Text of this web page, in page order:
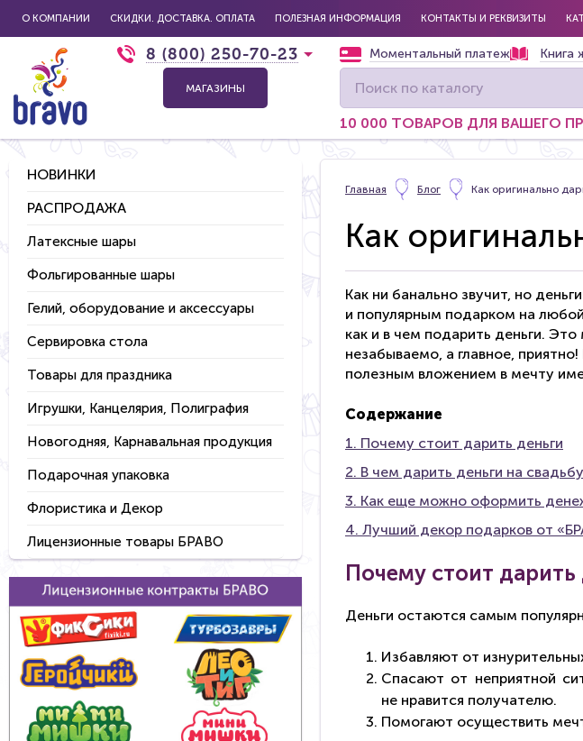
О КОМПАНИИ СКИДКИ. ДОСТАВКА. ОПЛАТА ПОЛЕЗНАЯ ИНФОРМАЦИЯ КОНТАКТЫ И РЕКВИЗИТЫ
8 (800) 250-70-23
МАГАЗИНЫ
Моментальный платеж Книга
10 000 ТОВАРОВ ДЛЯ ВАШЕГО
НОВИНКИ
РАСПРОДАЖА
Латексные шары
Фольгированные шары
Гелий, оборудование и аксессуары
Сервировка стола
Товары для праздника
Игрушки, Канцелярия, Полиграфия
Новогодняя, Карнавальная продукция
Подарочная упаковка
Флористика и Декор
Лицензионные товары БРАВО
Главная Блог Как оригинально
Как
Как ни банально звучит, но
и популярным подарком на
как и в чем подарить деньги.
незабываемо, а главное,
полезным вложением в мечту
Содержание
1. Почему стоит дарить деньги
2. В чем дарить деньги на
3. Как еще можно оформить
4. Лучший декор подарков от
Почему стоит дарить
Деньги остаются самым
Избавляют от
Спасают от неприятной
не нравится получателю.
Помогают осуществить